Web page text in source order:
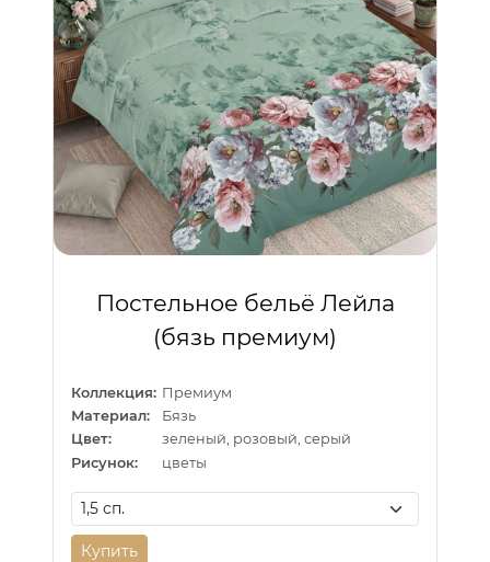
Постельное бельё Лейла
(бязь премиум)
Коллекция: Премиум
Материал:
Бязь
Цвет:
зеленый, розовый, серый
Рисунок:
цветы
Купить